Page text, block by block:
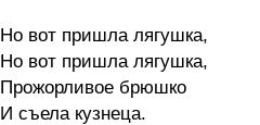
Но вот пришла лягушка,
Но вот пришла лягушка,
Прожорливое брюшко
И съела кузнеца.